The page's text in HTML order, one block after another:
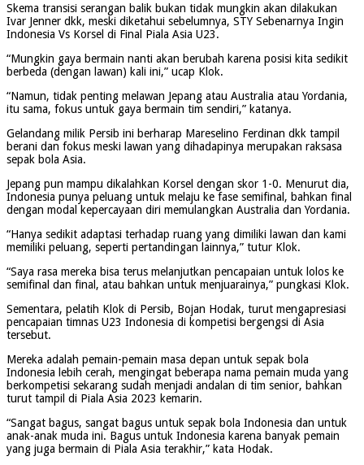
Skema transisi serangan balik bukan tidak mungkin akan dilakukan
Ivar Jenner dkk, meski diketahui sebelumnya, STY Sebenarnya Ingin
Indonesia Vs Korsel di Final Piala Asia U23.
“Mungkin gaya bermain nanti akan berubah karena posisi kita sedikit
berbeda (dengan lawan) kali ini,” ucap Klok.
“Namun, tidak penting melawan Jepang atau Australia atau Yordania,
itu sama, fokus untuk gaya bermain tim sendiri,” katanya.
Gelandang milik Persib ini berharap Mareselino Ferdinan dkk tampil
berani dan fokus meski lawan yang dihadapinya merupakan raksasa
sepak bola Asia.
Jepang pun mampu dikalahkan Korsel dengan skor 1-0. Menurut dia,
Indonesia punya peluang untuk melaju ke fase semifinal, bahkan final
dengan modal kepercayaan diri memulangkan Australia dan Yordania.
“Hanya sedikit adaptasi terhadap ruang yang dimiliki lawan dan kami
memiliki peluang, seperti pertandingan lainnya,” tutur Klok.
“Saya rasa mereka bisa terus melanjutkan pencapaian untuk lolos ke
semifinal dan final, atau bahkan untuk menjuarainya,” pungkasi Klok.
Sementara, pelatih Klok di Persib, Bojan Hodak, turut mengapresiasi
pencapaian timnas U23 Indonesia di kompetisi bergengsi di Asia
tersebut.
Mereka adalah pemain-pemain masa depan untuk sepak bola
Indonesia lebih cerah, mengingat beberapa nama pemain muda yang
berkompetisi sekarang sudah menjadi andalan di tim senior, bahkan
turut tampil di Piala Asia 2023 kemarin.
“Sangat bagus, sangat bagus untuk sepak bola Indonesia dan untuk
anak-anak muda ini. Bagus untuk Indonesia karena banyak pemain
yang juga bermain di Piala Asia terakhir,” kata Hodak.